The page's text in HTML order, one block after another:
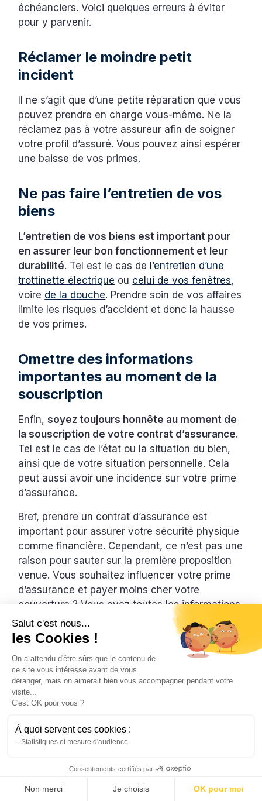
échéanciers. Voici quelques erreurs à éviter
pour y parvenir.
Réclamer le moindre petit
incident
Il ne s’agit que d’une petite réparation que vous
pouvez prendre en charge vous-même. Ne la
réclamez pas à votre assureur afin de soigner
votre profil d’assuré. Vous pouvez ainsi espérer
une baisse de vos primes.
Ne pas faire l’entretien de vos
biens
L’entretien de vos biens est important pour
en assurer leur bon fonctionnement et leur
durabilité. Tel est le cas de l’entretien d’une
trottinette électrique ou celui de vos fenêtres,
voire de la douche. Prendre soin de vos affaires
limite les risques d’accident et donc la hausse
de vos primes.
Omettre des informations
importantes au moment de la
souscription
Enfin,soyez toujours honnête au moment de
la souscription de votre contrat d’assurance.
Tel est le cas de l’état ou la situation du bien,
ainsi que de votre situation personnelle. Cela
peut aussi avoir une incidence sur votre prime
d’assurance.
Bref, prendre un contrat d’assurance est
important pour assurer votre sécurité physique
comme financière. Cependant, ce n’est pas une
raison pour sauter sur la première proposition
venue. Vous souhaitez influencer votre prime
d’assurance et payer moins cher votre
couverture ? Vous avez toutes les informations
qu’il vous faut dans notre article.
Assurez votre logement dès
3,90€/mois
minutes, sans engagement.
Obtenir mon prix
Salut c'est nous...
les Cookies !
On a attendu d'être sûrs que le contenu de
ce site vous intéresse avant de vous
déranger, mais on aimerait bien vous accompagner pendant votre
visite...
C'est OK pour vous ?
À quoi servent ces cookies :
Statistiques et mesure d'audience
Consentements certifiés par
Non merci Je choisis OK pour moi